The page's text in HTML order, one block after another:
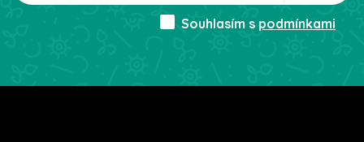
Souhlasím s podmínkami